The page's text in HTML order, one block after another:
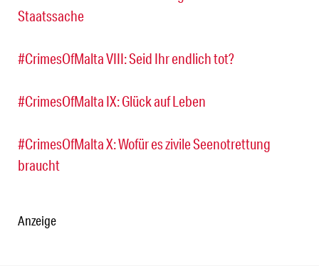
Staatssache
#CrimesOfMalta VIII: Seid Ihr endlich tot?
#CrimesOfMalta IX: Glück auf Leben
#CrimesOfMalta X: Wofür es zivile Seenotrettung
braucht
Anzeige